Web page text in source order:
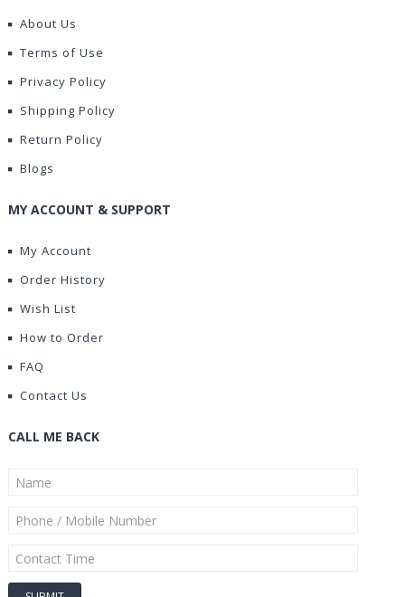
About Us
Terms of Use
Privacy Policy
Shipping Policy
Return Policy
Blogs
MY ACCOUNT & SUPPORT
My Account
Order History
Wish List
How to Order
FAQ
Contact Us
CALL ME BACK